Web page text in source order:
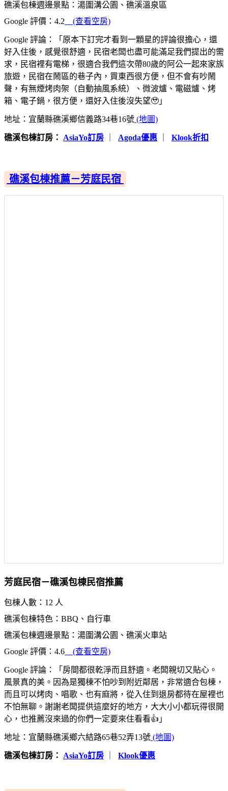
礁溪包棟週邊景點：湯圍溝公園、礁溪溫泉區
Google 評價：4.2 (查看空房)
Google 評論：「原本下訂完才看到一顆星的評論很擔心，還
好入住後，感覺很舒適，民宿老闆也盡可能滿足我們提出的需
求，民宿裡有電梯，很適合我們這次帶80歲的阿公一起來家族
旅遊，民宿在鬧區的巷子內，買東西很方便，但不會有吵鬧
聲，有無煙烤肉架（自動抽風系統）、微波爐、電磁爐、烤
箱、電子鍋，很方便，還好入住後沒失望🥹」
地址：宜蘭縣礁溪鄉信義路34巷16號 (地圖)
礁溪包棟訂房： AsiaYo訂房 Agoda優惠 Klook折扣
礁溪包棟推薦－芳庭民宿
芳庭民宿－礁溪包棟民宿推薦
包棟人數：12 人
礁溪包棟特色：BBQ、自行車
礁溪包棟週邊景點：湯圍溝公園、礁溪火車站
Google 評價：4.6 (查看空房)
Google 評論：「房間都很乾淨而且舒適。老闆親切又貼心。
風景真的美。因為是獨棟不怕吵到附近鄰居，非常適合包棟，
而且可以烤肉、唱歌、也有麻將，從入住到退房都待在屋裡也
不怕無聊。謝謝老闆提供這麼好的地方，大大小小都玩得很開
心，也推薦沒來過的你們一定要來住看看👍」
地址：宜蘭縣礁溪鄉六結路65巷52弄13號 (地圖)
礁溪包棟訂房： AsiaYo訂房 Klook優惠